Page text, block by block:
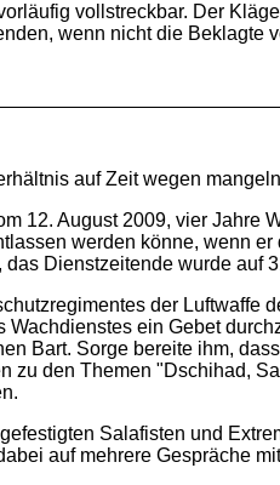
vollstreckbar. Der
wenn nicht die Beklagte
auf Zeit wegen
2009, vier Jahre
werden könne, wenn
Dienstzeitende wurde auf
der
ein Gebet
Bart. Sorge bereite ihm,
zu den Themen "Dschihad,
Salafisten und
auf mehrere Gespräche